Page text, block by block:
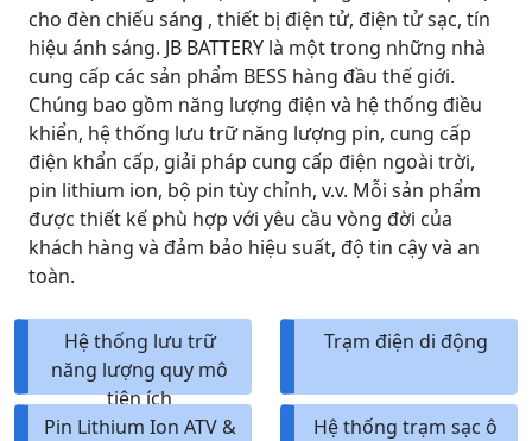
cho đèn chiếu sáng , thiết bị điện tử, điện tử sạc, tín
hiệu ánh sáng. JB BATTERY là một trong những nhà
cung cấp các sản phẩm BESS hàng đầu thế giới.
Chúng bao gồm năng lượng điện và hệ thống điều
khiển, hệ thống lưu trữ năng lượng pin, cung cấp
điện khẩn cấp, giải pháp cung cấp điện ngoài trời,
pin lithium ion, bộ pin tùy chỉnh, v.v. Mỗi sản phẩm
được thiết kế phù hợp với yêu cầu vòng đời của
khách hàng và đảm bảo hiệu suất, độ tin cậy và an
toàn.
Hệ thống lưu trữ
năng lượng quy mô
tiện ích
Trạm điện di động
Pin Lithium Ion ATV &
Hệ thống trạm sạc ô